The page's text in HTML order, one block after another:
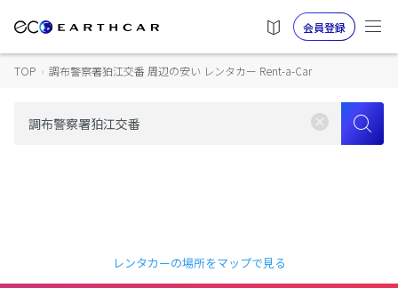
会員登録
TOP › 調布警察署狛江交番 周辺の安い レンタカー Rent-a-Car
レンタカーの場所をマップで見る